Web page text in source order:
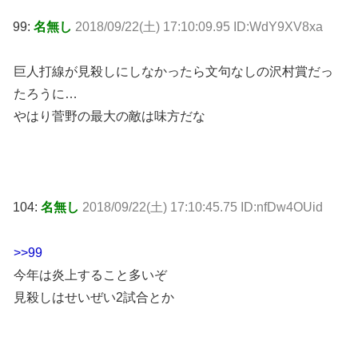
99: 名無し 2018/09/22(土) 17:10:09.95 ID:WdY9XV8xa
巨人打線が見殺しにしなかったら文句なしの沢村賞だっ
たろうに…
やはり菅野の最大の敵は味方だな
104: 名無し 2018/09/22(土) 17:10:45.75 ID:nfDw4OUid
>>99
今年は炎上すること多いぞ
見殺しはせいぜい2試合とか